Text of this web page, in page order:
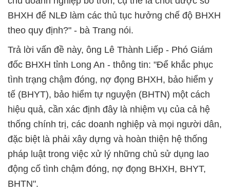
BHXH để NLĐ làm các thủ tục hưởng chế độ BHXH
theo quy định?" - bà Trang nói.
Trả lời vấn đề này, ông Lê Thành Liếp - Phó Giám
đốc BHXH tỉnh Long An - thông tin: "Để khắc phục
tình trạng chậm đóng, nợ đọng BHXH, bảo hiểm y
tế (BHYT), bảo hiểm tự nguyện (BHTN) một cách
hiệu quả, cần xác định đây là nhiệm vụ của cả hệ
thống chính trị, các doanh nghiệp và mọi người dân,
đặc biệt là phải xây dựng và hoàn thiện hệ thống
pháp luật trong việc xử lý những chủ sử dụng lao
động cố tình chậm đóng, nợ đọng BHXH, BHYT,
BHTN".